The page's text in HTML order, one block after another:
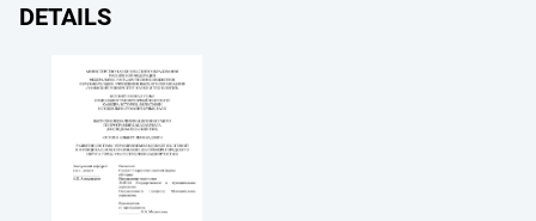
DETAILS